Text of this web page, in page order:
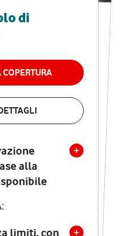
di
alla
limiti, con
+ VODAFONE CLUB
LA COPERTURA
attivazione
in base alla
disponibile
senza limiti, con
tecnologia